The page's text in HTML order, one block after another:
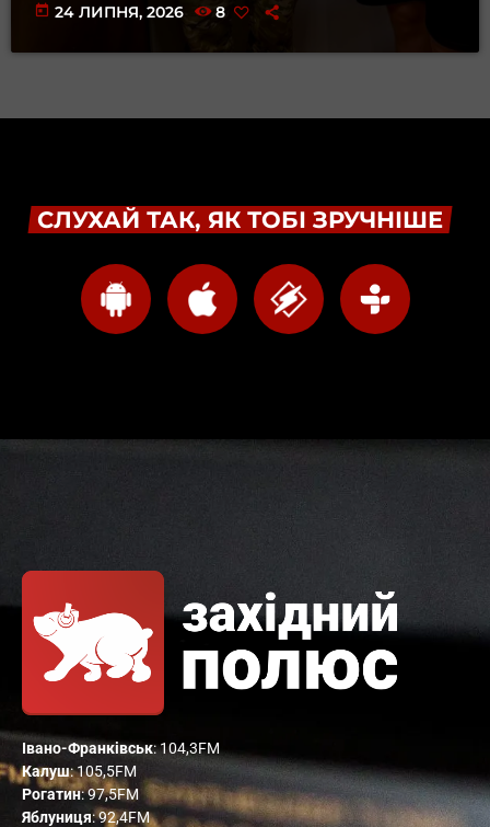
today 24 ЛИПНЯ, 2026 8
СЛУХАЙ ТАК, ЯК ТОБІ ЗРУЧНІШЕ
Івано-Франківськ: 104,3FM
Калуш: 105,5FM
Рогатин: 97,5FM
Яблуниця: 92,4FM